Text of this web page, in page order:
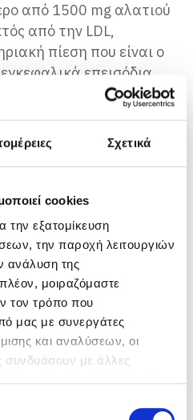
Σχετικά
cookies
την εξατομίκευση
την παροχή λειτουργιών
ανάλυση της
μοιραζόμαστε
τον τρόπο που
μας με συνεργάτες
και αναλύσεων, οι
συνδυάσουν με άλλες
από 1500 mg αλατιού
από την LDL,
πίεση που είναι ο
επεισόδια
φυτικές
σύμφωνα με μελέτες,
επιπέδων του
της χοληστερόλης.
τα
τα καρότα, τα